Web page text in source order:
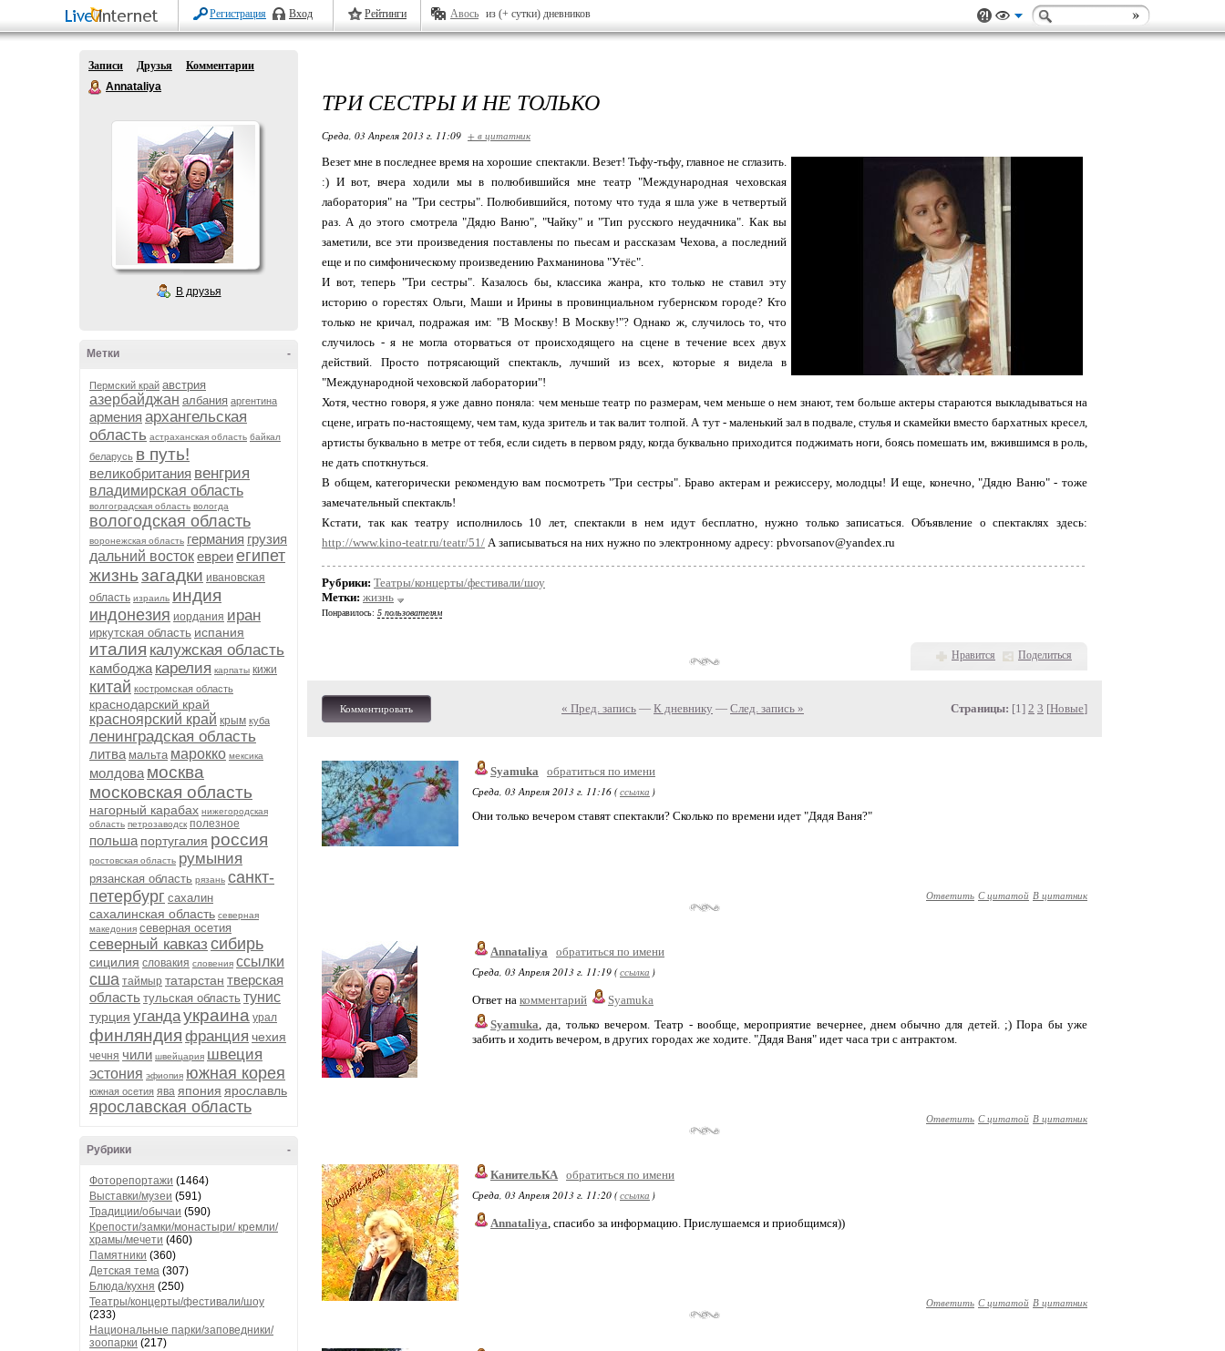
Регистрация Вход Рейтинги Авось из (+ сутки) дневников
Записи Друзья
Комментарии
Annataliya
В друзья
-
Метки
Пермский край австрия
азербайджан албания аргентина
армения архангельская
область астраханская область байкал
беларусь в путь!
великобритания венгрия
владимирская область
волгоградская область вологда
вологодская область
воронежская область германия грузия
дальний востокевреиегипет
жизньзагадки ивановская
область израиль индия
индонезия иордания иран
иркутская область испания
италия калужская область
камбоджа карелия карпаты кижи
китай костромская область
краснодарский край
красноярский край крым куба
ленинградская область
литва мальта марокко мексика
молдова москва
московская область
нагорный карабах нижегородская
область петрозаводск полезное
польша португалия россия
ростовская область румыния
рязанская область рязань санкт-
петербург сахалин
сахалинская область северная
македония северная осетия
северный кавказ сибирь
сицилия словакия словения ссылки
сша таймыр татарстан тверская
область тульская область тунис
турция угандаукраина урал
финляндия франция чехия
чечня чили швейцария швеция
эстония эфиопия южная корея
южная осетия ява япония ярославль
ярославская область
-
Рубрики
Фоторепортажи (1464)
Выставки/музеи (591)
Традиции/обычаи (590)
Крепости/замки/монастыри/ кремли/
храмы/мечети (460)
Памятники (360)
Детская тема (307)
Блюда/кухня (250)
Театры/концерты/фестивали/шоу
(233)
Национальные парки/заповедники/
зоопарки (217)
ТРИ СЕСТРЫ И НЕ ТОЛЬКО
Среда, 03 Апреля 2013 г. 11:09 + в цитатник
Везет мне в последнее время на хорошие спектакли. Везет! Тьфу-тьфу, главное не сглазить.
:) И вот, вчера ходили мы в полюбившийся мне театр "Международная чеховская
лаборатория" на "Три сестры". Полюбившийся, потому что туда я шла уже в четвертый
раз. А до этого смотрела "Дядю Ваню", "Чайку" и "Тип русского неудачника". Как вы
заметили, все эти произведения поставлены по пьесам и рассказам Чехова, а последний
еще и по симфоническому произведению Рахманинова "Утёс".
И вот, теперь "Три сестры". Казалось бы, классика жанра, кто только не ставил эту
историю о горестях Ольги, Маши и Ирины в провинциальном губернском городе? Кто
только не кричал, подражая им: "В Москву! В Москву!"? Однако ж, случилось то, что
случилось - я не могла оторваться от происходящего на сцене в течение всех двух
действий. Просто потрясающий спектакль, лучший из всех, которые я видела в
"Международной чеховской лаборатории"!
Хотя, честно говоря, я уже давно поняла: чем меньше театр по размерам, чем меньше о нем знают, тем больше актеры стараются выкладываться на
сцене, играть по-настоящему, чем там, куда зритель и так валит толпой. А тут - маленький зал в подвале, стулья и скамейки вместо бархатных кресел,
артисты буквально в метре от тебя, если сидеть в первом ряду, когда буквально приходится поджимать ноги, боясь помешать им, вжившимся в роль,
не дать споткнуться.
В общем, категорически рекомендую вам посмотреть "Три сестры". Браво актерам и режиссеру, молодцы! И еще, конечно, "Дядю Ваню" - тоже
замечательный спектакль!
Кстати, так как театру исполнилось 10 лет, спектакли в нем идут бесплатно, нужно только записаться. Объявление о спектаклях здесь:
http://www.kino-teatr.ru/teatr/51/ А записываться на них нужно по электронному адресу: pbvorsanov@yandex.ru
Рубрики: Театры/концерты/фестивали/шоу
Метки: жизнь
Понравилось: 5 пользователям
Нравится Поделиться
Комментировать « Пред. запись — К дневнику — След. запись » Страницы: [1] 2 3 [Новые]
Syamuka
обратиться по имени
Среда, 03 Апреля 2013 г. 11:16 (ссылка )
Они только вечером ставят спектакли? Сколько по времени идет "Дядя Ваня?"
Ответить С цитатой В цитатник
Annataliya
обратиться по имени
Среда, 03 Апреля 2013 г. 11:19 (ссылка )
Ответ на комментарий
Syamuka
Syamuka, да, только вечером. Театр - вообще, мероприятие вечернее, днем обычно для детей. ;) Пора бы уже
забить и ходить вечером, в других городах же ходите. "Дядя Ваня" идет часа три с антрактом.
Ответить С цитатой В цитатник
КанительКА обратиться по имени
Среда, 03 Апреля 2013 г. 11:20 (ссылка )
Annataliya, спасибо за информацию. Прислушаемся и приобщимся))
Ответить С цитатой В цитатник